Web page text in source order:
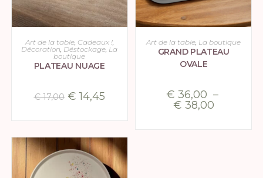
AJOUTER AU PANIER
Art de la table, Cadeaux !,
Décoration Déstockage La
boutique
PLATEAU NUAGE
€17,00 € 14,45
CHOIX DES OPTIONS
Art de la table La boutique
GRAND PLATEAU
OVALE
€ 36,00 –
€ 38,00